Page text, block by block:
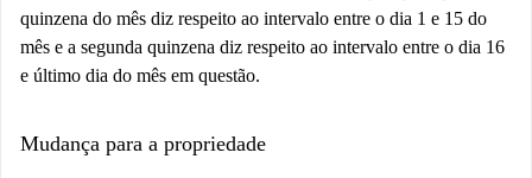
quinzena do mês diz respeito ao intervalo entre o dia 1 e 15 do
mês e a segunda quinzena diz respeito ao intervalo entre o dia 16
e último dia do mês em questão.
Mudança para a propriedade